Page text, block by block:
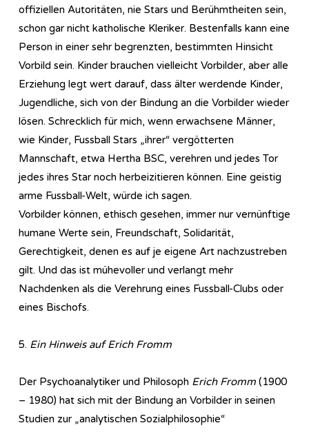
offiziellen Autoritäten, nie Stars und Berühmtheiten sein,
schon gar nicht katholische Kleriker. Bestenfalls kann eine
Person in einer sehr begrenzten, bestimmten Hinsicht
Vorbild sein. Kinder brauchen vielleicht Vorbilder, aber alle
Erziehung legt wert darauf, dass älter werdende Kinder,
Jugendliche, sich von der Bindung an die Vorbilder wieder
lösen. Schrecklich für mich, wenn erwachsene Männer,
wie Kinder, Fussball Stars „ihrer“ vergötterten
Mannschaft, etwa Hertha BSC, verehren und jedes Tor
jedes ihres Star noch herbeizitieren können. Eine geistig
arme Fussball-Welt, würde ich sagen.
Vorbilder können, ethisch gesehen, immer nur vernünftige
humane Werte sein, Freundschaft, Solidarität,
Gerechtigkeit, denen es auf je eigene Art nachzustreben
gilt. Und das ist mühevoller und verlangt mehr
Nachdenken als die Verehrung eines Fussball-Clubs oder
eines Bischofs.
5. Ein Hinweis auf Erich Fromm
Der Psychoanalytiker und Philosoph Erich Fromm (1900
– 1980) hat sich mit der Bindung an Vorbilder in seinen
Studien zur „analytischen Sozialphilosophie“